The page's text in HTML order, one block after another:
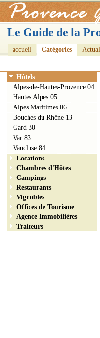
Le Guide de la
accueil Catégories
Hôtels
Alpes-de-Hautes-Provence 04
Hautes Alpes 05
Alpes Maritimes 06
Bouches du Rhône 13
Gard 30
Var 83
Vaucluse 84
Locations
Chambres d'Hôtes
Campings
Restaurants
Vignobles
Offices de Tourisme
Agence Immobilières
Traiteurs